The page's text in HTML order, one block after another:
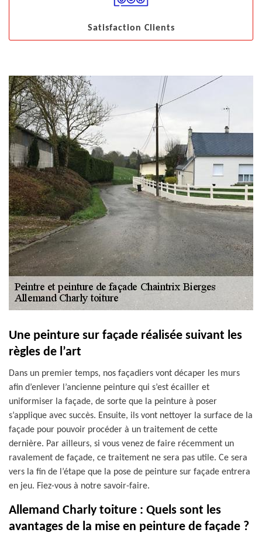
Satisfaction Clients
Une peinture sur façade réalisée suivant les
règles de l’art
Dans un premier temps, nos façadiers vont décaper les murs
afin d’enlever l’ancienne peinture qui s’est écailler et
uniformiser la façade, de sorte que la peinture à poser
s’applique avec succès. Ensuite, ils vont nettoyer la surface de la
façade pour pouvoir procéder à un traitement de cette
dernière. Par ailleurs, si vous venez de faire récemment un
ravalement de façade, ce traitement ne sera pas utile. Ce sera
vers la fin de l’étape que la pose de peinture sur façade entrera
en jeu. Fiez-vous à notre savoir-faire.
Allemand Charly toiture : Quels sont les
avantages de la mise en peinture de façade ?